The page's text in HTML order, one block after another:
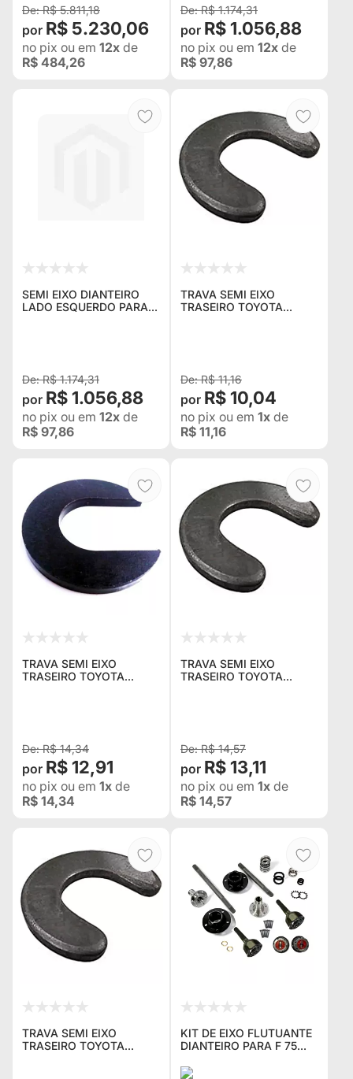
R$ 5.811,18
R$ 5.230,06
no pix ou em 12x de
R$ 484,26
R$ 1.174,31
R$ 1.056,88
no pix ou em 12x de
R$ 97,86
SEMI EIXO DIANTEIRO
LADO ESQUERDO PARA
R$ 1.174,31
R$ 1.056,88
no pix ou em 12x de
R$ 97,86
TRAVA SEMI EIXO
TRASEIRO TOYOTA
R$ 11,16
R$ 10,04
no pix ou em 1x de
R$ 11,16
TRAVA SEMI EIXO
TRASEIRO TOYOTA
R$ 14,34
R$ 12,91
no pix ou em 1x de
R$ 14,34
TRAVA SEMI EIXO
TRASEIRO TOYOTA
R$ 14,57
R$ 13,11
no pix ou em 1x de
R$ 14,57
TRAVA SEMI EIXO
TRASEIRO TOYOTA
KIT DE EIXO FLUTUANTE
DIANTEIRO PARA F 75
COMPLETO